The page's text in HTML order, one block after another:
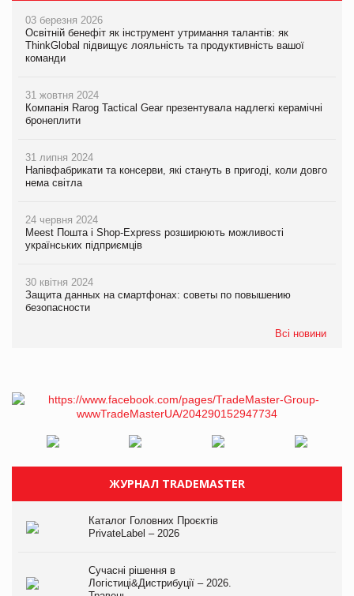
03 березня 2026
Освітній бенефіт як інструмент утримання талантів: як
ThinkGlobal підвищує лояльність та продуктивність вашої
команди
31 жовтня 2024
Компанія Rarog Tactical Gear презентувала надлегкі керамічні
бронеплити
31 липня 2024
Напівфабрикати та консерви, які стануть в пригоді, коли довго
нема світла
24 червня 2024
Meest Пошта і Shop-Express розширюють можливості
українських підприємців
30 квітня 2024
Защита данных на смартфонах: советы по повышению
безопасности
Всі новини
ЖУРНАЛ TRADEMASTER
Каталог Головних Проєктів
PrivateLabel – 2026
Сучасні рішення в
Логістиці&Дистрибуції – 2026.